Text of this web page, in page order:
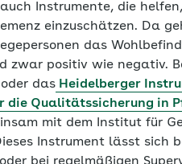
Instrumente, die
einzuschätzen. Da
das
zwar positiv wie negativ.
oder das Heidelberger
die Qualitätssicherung in
mit dem Institut für
Instrument lässt sich